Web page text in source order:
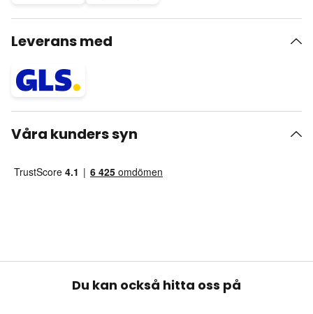
Leverans med
Våra kunders syn
Du kan också hitta oss på